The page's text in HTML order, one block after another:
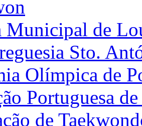
Municipal de
Sto.
Olímpica de
Portuguesa
de